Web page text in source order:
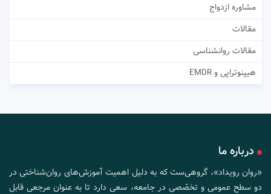
مشاوره ازدواج
مقالات
مقالات روانشناسی
هیپنوتراپی و EMDR
درباره ما
«روان رویداد»، گروهی‌ست که به دلیل اهمیت آموزش‌های روان‌شناختی در
دو سطح عمومی و تخصّصی در جامعه، سعی دارد تا به عنوان مرجعی قابل